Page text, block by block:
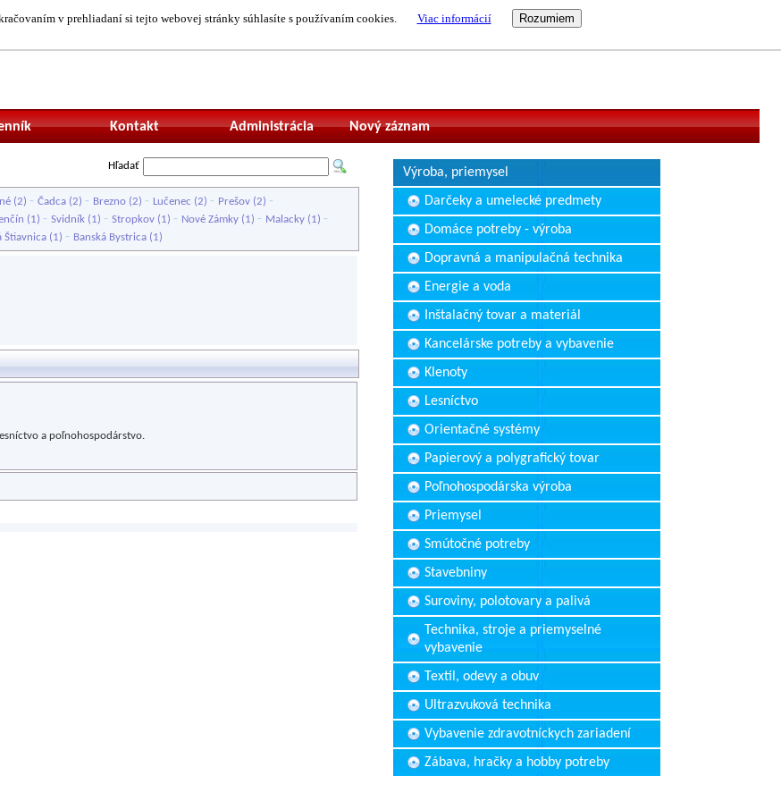
v prehliadaní si tejto webovej stránky súhlasíte s používaním cookies. Viac informácií
Nový záznam
Administrácia
Kontakt
Hľadať
(2) - Čadca (2) - Brezno (2) - Lučenec (2) - Prešov (2) -
(1) - Svidník (1) - Stropkov (1) - Nové Zámky (1) - Malacky (1) -
Štiavnica (1) - Banská Bystrica (1)
a poľnohospodárstvo.
Výroba, priemysel
Darčeky a umelecké predmety
Domáce potreby - výroba
Dopravná a manipulačná technika
Energie a voda
Inštalačný tovar a materiál
Kancelárske potreby a vybavenie
Klenoty
Lesníctvo
Orientačné systémy
Papierový a polygrafický tovar
Poľnohospodárska výroba
Priemysel
Smútočné potreby
Stavebniny
Suroviny, polotovary a palivá
Technika, stroje a priemyselné
vybavenie
Textil, odevy a obuv
Ultrazvuková technika
Vybavenie zdravotníckych zariadení
Zábava, hračky a hobby potreby